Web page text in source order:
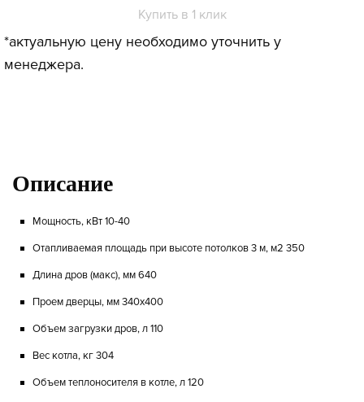
Купить в 1 клик
*актуальную цену необходимо уточнить у
менеджера.
Описание
Мощность, кВт 10-40
Отапливаемая площадь при высоте потолков 3 м, м2 350
Длина дров (макс), мм 640
Проем дверцы, мм 340х400
Объем загрузки дров, л 110
Вес котла, кг 304
Объем теплоносителя в котле, л 120